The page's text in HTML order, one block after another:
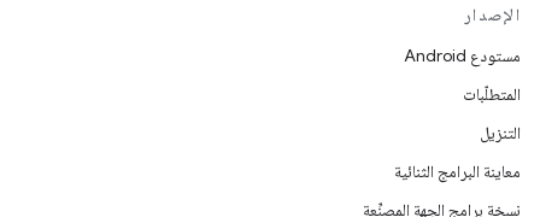
الإصدار
مستودع Android
المتطلّبات
التنزيل
معاينة البرامج الثنائية
نسخة برامج الجهة المصنِّعة